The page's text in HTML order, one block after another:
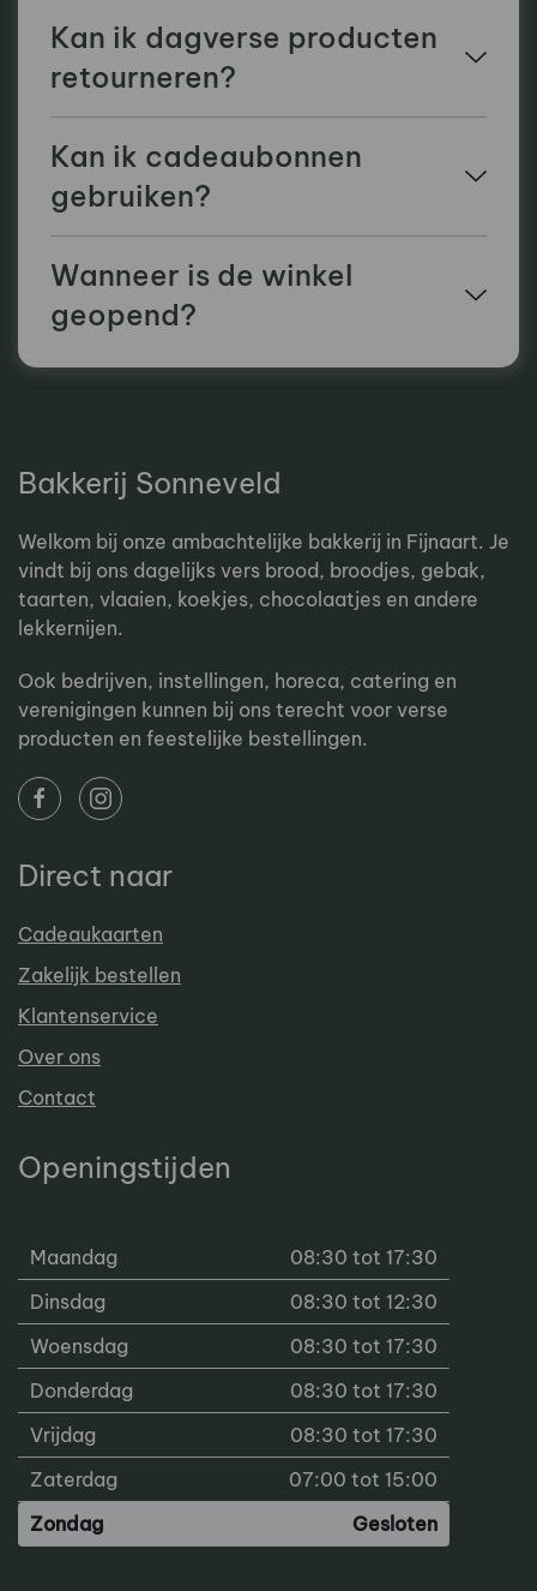
Kan ik dagverse producten
retourneren?
Kan ik cadeaubonnen
gebruiken?
Wanneer is de winkel
geopend?
Bakkerij Sonneveld
Welkom bij onze ambachtelijke bakkerij in Fijnaart. Je
vindt bij ons dagelijks vers brood, broodjes, gebak,
taarten, vlaaien, koekjes, chocolaatjes en andere
lekkernijen.
Ook bedrijven, instellingen, horeca, catering en
verenigingen kunnen bij ons terecht voor verse
producten en feestelijke bestellingen.
Direct naar
Cadeaukaarten
Zakelijk bestellen
Klantenservice
Over ons
Contact
Openingstijden
Maandag
08:30 tot 17:30
Dinsdag
08:30 tot 12:30
Woensdag
08:30 tot 17:30
Donderdag
08:30 tot 17:30
Vrijdag
08:30 tot 17:30
Zaterdag
07:00 tot 15:00
Zondag
Gesloten